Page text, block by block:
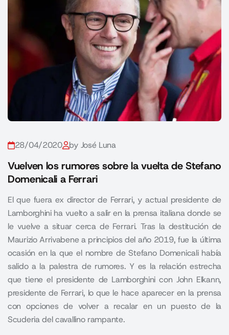
28/04/2020 by José Luna
Vuelven los rumores sobre la vuelta de Stefano
Domenicali a Ferrari
El que fuera ex director de Ferrari, y actual presidente de
Lamborghini ha vuelto a salir en la prensa italiana donde se
le vuelve a situar cerca de Ferrari. Tras la destitución de
Maurizio Arrivabene a principios del año 2019, fue la última
ocasión en la que el nombre de Stefano Domenicali había
salido a la palestra de rumores. Y es la relación estrecha
que tiene el presidente de Lamborghini con John Elkann,
presidente de Ferrari, lo que le hace aparecer en la prensa
con opciones de volver a recalar en un puesto de la
Scuderia del cavallino rampante.